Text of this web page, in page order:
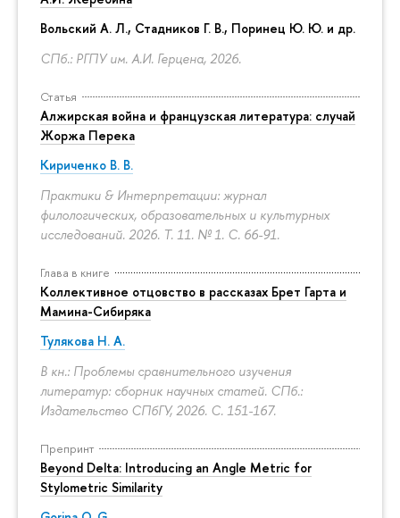
Вольский А. Л., Стадников Г. В., Поринец Ю. Ю. и др.
СПб.: РГПУ им. А.И. Герцена, 2026.
Статья
Алжирская война и французская литература: случай
Жоржа Перека
Кириченко В. В.
Практики & Интерпретации: журнал
филологических, образовательных и культурных
исследований. 2026. Т. 11. № 1. С. 66-91.
Глава в книге
Коллективное отцовство в рассказах Брет Гарта и
Мамина-Сибиряка
Тулякова Н. А.
В кн.: Проблемы сравнительного изучения
литератур: сборник научных статей. СПб.:
Издательство СПбГУ, 2026. С. 151-167.
Препринт
Beyond Delta: Introducing an Angle Metric for
Stylometric Similarity